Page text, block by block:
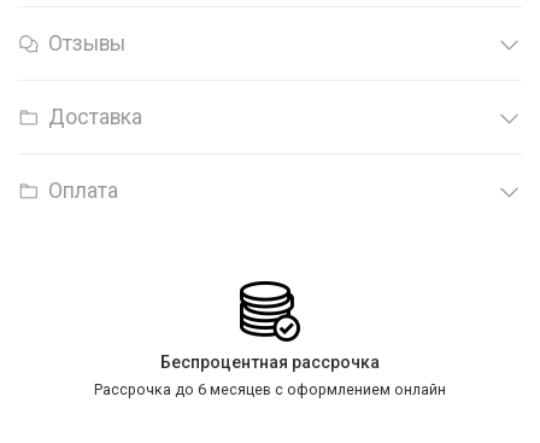
Отзывы
Доставка
Оплата
Беспроцентная рассрочка
Рассрочка до 6 месяцев с оформлением онлайн